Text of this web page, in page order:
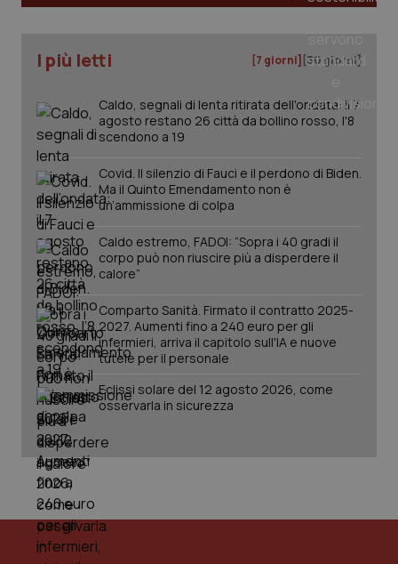
I più letti [7 giorni] [30 giorni]
Caldo, segnali di lenta ritirata dell'ondata: il 7
agosto restano 26 città da bollino rosso, l'8
scendono a 19
Covid. Il silenzio di Fauci e il perdono di Biden.
Ma il Quinto Emendamento non è
un’ammissione di colpa
Caldo estremo, FADOI: “Sopra i 40 gradi il
corpo può non riuscire più a disperdere il
calore”
Comparto Sanità. Firmato il contratto 2025-
2027. Aumenti fino a 240 euro per gli
infermieri, arriva il capitolo sull'IA e nuove
tutele per il personale
Eclissi solare del 12 agosto 2026, come
osservarla in sicurezza
PHPSESSID
PHP.net
www.quotidianosanita.it